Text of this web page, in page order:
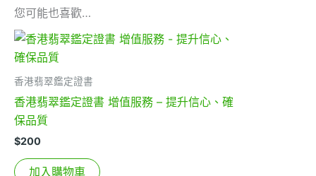
您可能也喜歡…
香港翡翠鑑定證書
香港翡翠鑑定證書 增值服務 – 提升信心、確
保品質
$200
加入購物車